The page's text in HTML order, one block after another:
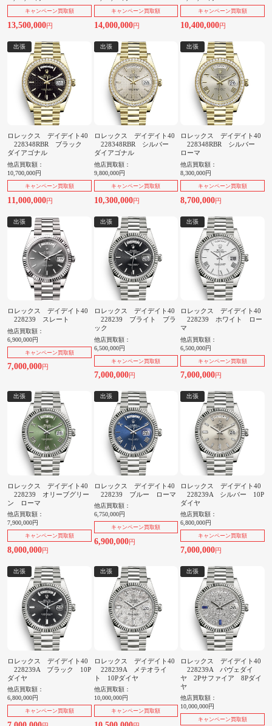
キャンペーン買取額
13,500,000円
キャンペーン買取額
14,000,000円
キャンペーン買取額
10,400,000円
出張
ロレックス デイデイト40
228348RBR ブラック
ダイアゴナル
他店買取額：
10,700,000円
キャンペーン買取額
11,000,000円
出張
ロレックス デイデイト40
228348RBR シルバー
ダイアゴナル
他店買取額：
9,800,000円
キャンペーン買取額
10,300,000円
出張
ロレックス デイデイト40
228348RBR シルバー
ローマ
他店買取額：
8,300,000円
キャンペーン買取額
8,700,000円
出張
ロレックス デイデイト40
228239 スレート
他店買取額：
6,900,000円
キャンペーン買取額
7,000,000円
出張
ロレックス デイデイト40
228239 ブライト ブラ
ック
他店買取額：
6,500,000円
キャンペーン買取額
7,000,000円
出張
ロレックス デイデイト40
228239 ホワイト ロー
マ
他店買取額：
6,500,000円
キャンペーン買取額
7,000,000円
出張
ロレックス デイデイト40
228239 オリーブグリー
ン ローマ
他店買取額：
7,900,000円
キャンペーン買取額
8,000,000円
出張
ロレックス デイデイト40
228239 ブルー ローマ
他店買取額：
6,750,000円
キャンペーン買取額
6,900,000円
出張
ロレックス デイデイト40
228239A シルバー 10P
ダイヤ
他店買取額：
6,800,000円
キャンペーン買取額
7,000,000円
出張
ロレックス デイデイト40
228239A ブラック 10P
ダイヤ
他店買取額：
6,800,000円
キャンペーン買取額
出張
ロレックス デイデイト40
228239A メテオライ
ト 10Pダイヤ
他店買取額：
10,000,000円
キャンペーン買取額
出張
ロレックス デイデイト40
228239A パヴェダイ
ヤ 2Pサファイア 8Pダイ
ヤ
他店買取額：
10,000,000円
キャンペーン買取額